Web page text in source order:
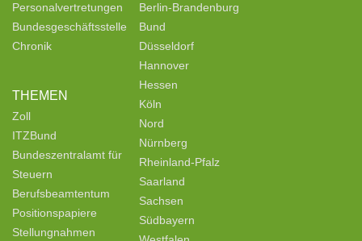
Personalvertretungen
Bundesgeschäftsstelle
Chronik
THEMEN
Zoll
ITZBund
Bundeszentralamt für
Steuern
Berufsbeamtentum
Positionspapiere
Stellungnahmen
Berlin-Brandenburg
Bund
Düsseldorf
Hannover
Hessen
Köln
Nord
Nürnberg
Rheinland-Pfalz
Saarland
Sachsen
Südbayern